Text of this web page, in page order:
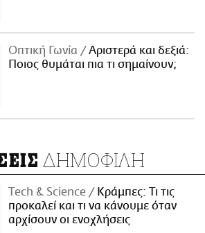
Οπτική Γωνία
Αριστερά και δεξιά:
Ποιος θυμάται πια τι σημαίνουν;
ΔΗΜΟΦΙΛΗ
Τech & Science
Κράμπες: Τι τις
προκαλεί και τι να κάνουμε όταν
αρχίσουν οι ενοχλήσεις